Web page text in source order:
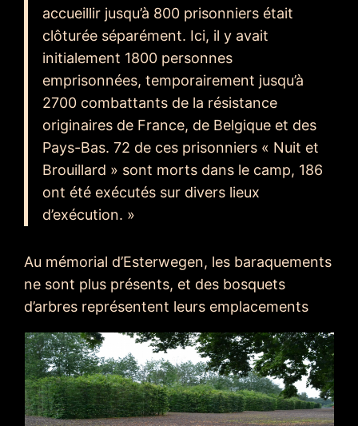
accueillir jusqu’à 800 prisonniers était
clôturée séparément. Ici, il y avait
initialement 1800 personnes
emprisonnées, temporairement jusqu’à
2700 combattants de la résistance
originaires de France, de Belgique et des
Pays-Bas. 72 de ces prisonniers « Nuit et
Brouillard » sont morts dans le camp, 186
ont été exécutés sur divers lieux
d’exécution. »
Au mémorial d’Esterwegen, les baraquements
ne sont plus présents, et des bosquets
d’arbres représentent leurs emplacements